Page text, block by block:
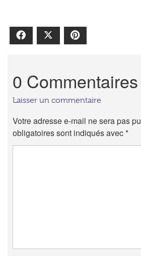
Facebook
0 Commentaires
Laisser un commentaire
Votre adresse e-mail ne sera pas
obligatoires sont indiqués avec*